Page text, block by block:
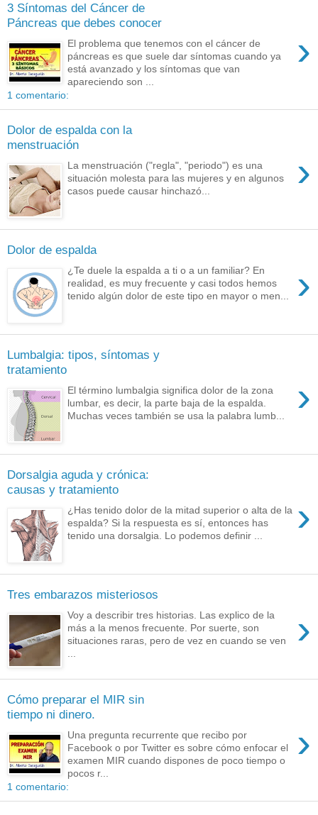
3 Síntomas del Cáncer de
Páncreas que debes conocer
›
El problema que tenemos con el cáncer de
páncreas es que suele dar síntomas cuando ya
está avanzado y los síntomas que van
apareciendo son ...
1 comentario:
Dolor de espalda con la
menstruación
›
La menstruación ("regla", "periodo") es una
situación molesta para las mujeres y en algunos
casos puede causar hinchazó...
Dolor de espalda
›
¿Te duele la espalda a ti o a un familiar? En
realidad, es muy frecuente y casi todos hemos
tenido algún dolor de este tipo en mayor o men...
Lumbalgia: tipos, síntomas y
tratamiento
›
El término lumbalgia significa dolor de la zona
lumbar, es decir, la parte baja de la espalda.
Muchas veces también se usa la palabra lumb...
Dorsalgia aguda y crónica:
causas y tratamiento
›
¿Has tenido dolor de la mitad superior o alta de la
espalda? Si la respuesta es sí, entonces has
tenido una dorsalgia. Lo podemos definir ...
Tres embarazos misteriosos
›
Voy a describir tres historias. Las explico de la
más a la menos frecuente. Por suerte, son
situaciones raras, pero de vez en cuando se ven
Cómo preparar el MIR sin
tiempo ni dinero.
›
Una pregunta recurrente que recibo por
Facebook o por Twitter es sobre cómo enfocar el
examen MIR cuando dispones de poco tiempo o
pocos r...
1 comentario: